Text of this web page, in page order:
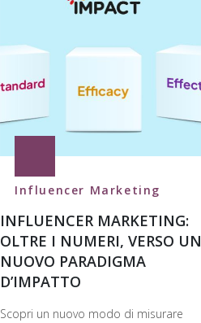
Influencer Marketing
INFLUENCER MARKETING:
OLTRE I NUMERI, VERSO UN
NUOVO PARADIGMA
D’IMPATTO
Scopri un nuovo modo di misurare